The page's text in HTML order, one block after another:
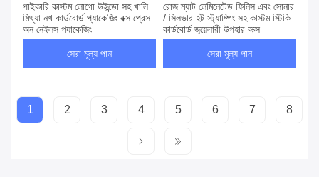
পাইকারি কাস্টম লোগো উইন্ডো সহ খালি
মিথ্যা নখ কার্ডবোর্ড প্যাকেজিং বক্স প্রেস
অন নেইলস প্যাকেজিং
সেরা মূল্য পান
রোজ ম্যাট লেমিনেটেড ফিনিস এবং সোনার
/ সিলভার হট স্ট্যাম্পিং সহ কাস্টম স্টিকি
কার্ডবোর্ড জুয়েলারী উপহার বাক্স
সেরা মূল্য পান
1 2 3 4 5 6 7 8